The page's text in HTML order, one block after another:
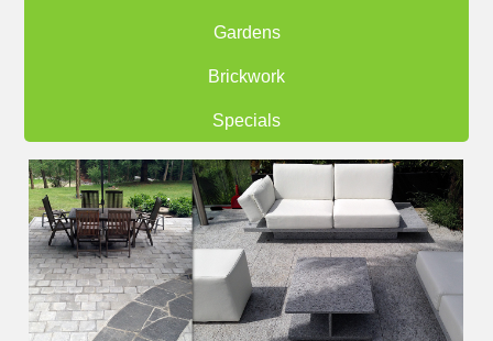
Gardens
Brickwork
Specials